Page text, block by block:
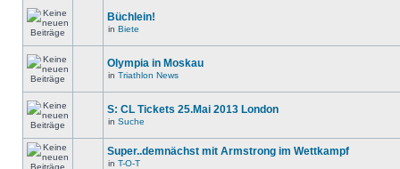
Büchlein!
in Biete
Olympia in Moskau
in Triathlon News
S: CL Tickets 25.Mai 2013 London
in Suche
Super..demnächst mit Armstrong im Wettkampf
in T-O-T